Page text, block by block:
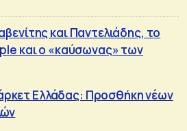
και Παντελιάδης, το
και ο «καύσωνας» των
Ελλάδας: Προσθήκη νέων